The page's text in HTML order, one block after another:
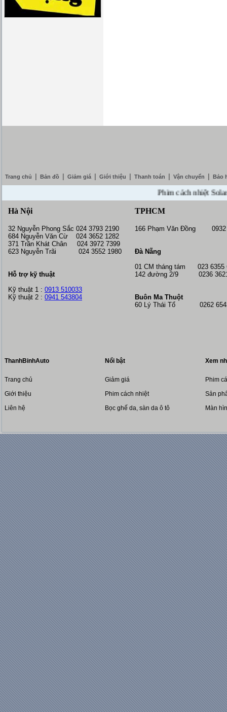
Trang chủ Bản đồ Giảm giá Giới thiệu Thanh toán Vận chuyển Bảo
Phim cách nhiệt
Hà Nội
32 Nguyễn Phong Sắc 024 3793 2190
684 Nguyễn Văn Cừ 024 3652 1282
371 Trần Khát Chân 024 3972 7399
623 Nguyễn Trãi 024 3552 1980
Hỗ trợ kỹ thuật
Kỹ thuật 1 : 0913 510033
Kỹ thuật 2 : 0941 543804
TPHCM
166 Phạm Văn Đồng 0932
Đà Nẵng
01 CM tháng tám 023 6355
142 đường 2/9 0236
Buôn Ma Thuột
60 Lý Thái Tổ 0262
ThanhBinhAuto
Trang chủ
Giới thiệu
Liên hệ
Nổi bật
Giảm giá
Phim cách nhiệt
Bọc ghế da, sàn da ô tô
Xem
Phim
Sản
Màn